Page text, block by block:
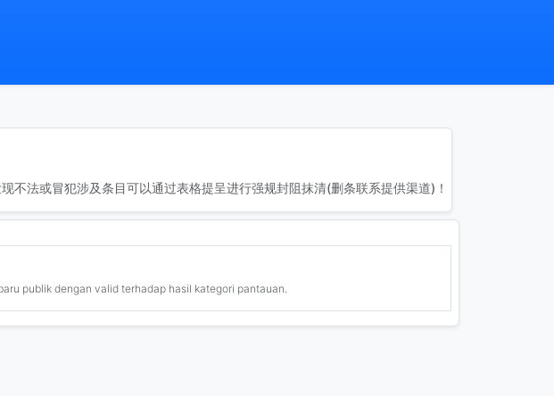
法或冒犯涉及条目可以通过表格提呈进行强规封阻抹清(删条联系提供渠道)！
publik dengan valid terhadap hasil kategori pantauan.